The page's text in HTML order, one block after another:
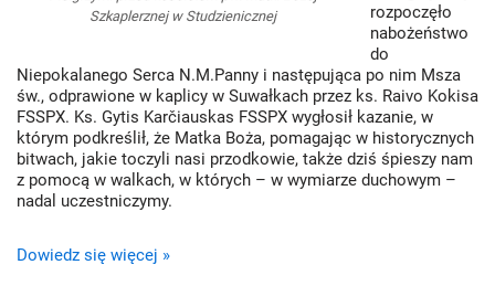
Szkaplerznej w Studzienicznej
rozpoczęło
nabożeństwo
do
Niepokalanego Serca N.M.Panny i następująca po nim Msza
św., odprawione w kaplicy w Suwałkach przez ks. Raivo Kokisa
FSSPX. Ks. Gytis Karčiauskas FSSPX wygłosił kazanie, w
którym podkreślił, że Matka Boża, pomagając w historycznych
bitwach, jakie toczyli nasi przodkowie, także dziś śpieszy nam
z pomocą w walkach, w których – w wymiarze duchowym –
nadal uczestniczymy.
Dowiedz się więcej »